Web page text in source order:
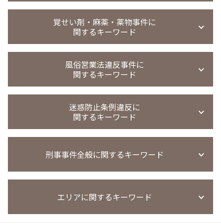
傷害事件 当たり屋
暴行事件 示談金
暴行事件 被害届 流れ
恐喝事件
恐喝 逮捕
恐喝事件 示談金
恐喝事件 時効
恐喝事件 裁判
強制わいせつ罪 医者
強制わいせつ 示談金
強制わいせつ 示談 不起訴
迷惑行為防止条例違反 少年事件
迷惑行為防止条例違反 強制わいせつ
強制わいせつ 慰謝料請求
強制わいせつ 示談
迷惑行為防止条例違反 家庭裁判所 処分
強制わいせつ 不起訴
撮影罪 時効
撮影罪 初犯
盗撮 罰金刑 相場
盗撮 微罪処分
覗き 罰則
盗撮 示談金 相場
児童 買春 弁護士 相談
援助交際 罪
援助 交際 事件
買春防止法 条例
買春 懲戒解雇
買春 懲戒処分
万引き 起訴率
窃盗事件 時効
窃盗事件 共謀
窃盗事件 示談
万引き 起訴 流れ
窃盗事件 判決
窃盗事件 起訴までの日数
万引き 不起訴
窃盗 時効 何年
窃盗事件 裁判
万引き 高校生
窃盗事件 示談書
窃盗事件 判例
覚せい剤・麻薬・薬物事件に
関するキーワード
覚醒剤取締法違反 量刑
薬物事件 小学生
覚せい剤 売買 罪
覚せい剤 不起訴
薬物事件 少年
麻薬取締法違反 刑期
薬物事件 判例
覚醒剤 所持 初犯
麻薬取締法違反
薬物事件 裁判所
麻薬取締法違反 罰則
覚醒剤 再犯 保釈
風俗営業法違反事件に
関するキーワード
風営法違反 量刑相場
風営法 違反 契約
風営法違反 従業員
風営法違反 無許可営業
風営法 深夜営業
風営法違反 摘発
風営法違反 量刑
風営法違反 退去強制
迷惑防止条例違反に
関するキーワード
迷惑防止条例違反 量刑
迷惑防止条例違反 刑罰
迷惑防止条例違反 逮捕
迷惑防止条例違反 弁護士
刑事事件全般に関するキーワード
刑事事件 実名報道 メリット
エリアに関するキーワード